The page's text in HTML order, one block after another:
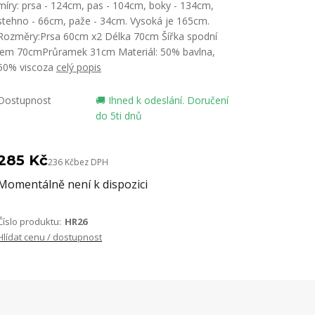
prsa - 124cm, pas - 104cm, boky - 134cm,
- 66cm, paže - 34cm. Vysoká je 165cm.
60cm x2 Délka 70cm Šířka spodní
70cmPrůramek 31cm Materiál: 50% bavlna,
viscoza celý popis
🚚 Ihned k odeslání. Doručení
do 5ti dnů
Kč236 Kčbez DPH
není k dispozici
produktu: HR26
cenu / dostupnost